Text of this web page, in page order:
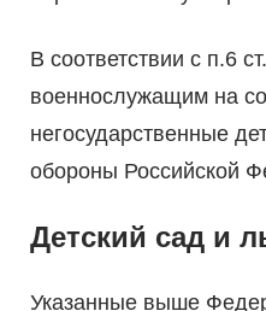
В соответствии с п.6
военнослужащим на
негосударственные
обороны Российской
Детский сад и
Указанные выше